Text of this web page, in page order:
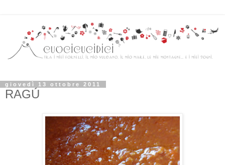
giovedì 13 ottobre 2011
RAGÚ